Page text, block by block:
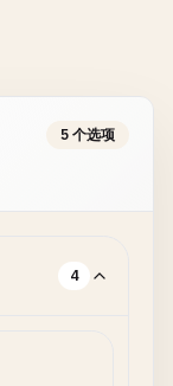
5 个选项
4